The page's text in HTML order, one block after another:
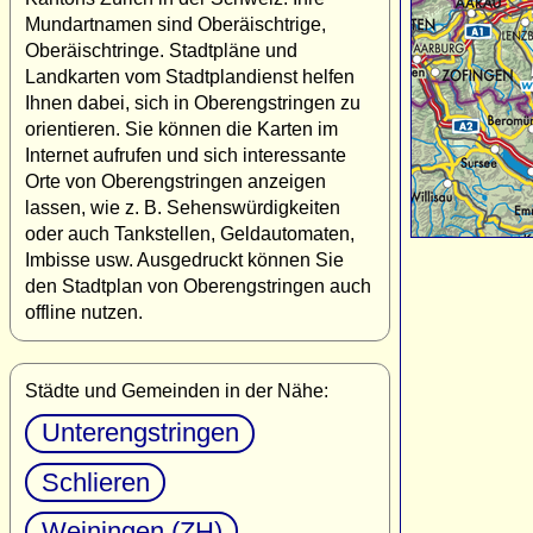
Mundartnamen sind Oberäischtrige,
Oberäischtringe. Stadtpläne und
Landkarten vom Stadtplandienst helfen
Ihnen dabei, sich in Oberengstringen zu
orientieren. Sie können die Karten im
Internet aufrufen und sich interessante
Orte von Oberengstringen anzeigen
lassen, wie z. B. Sehenswürdigkeiten
oder auch Tankstellen, Geldautomaten,
Imbisse usw. Ausgedruckt können Sie
den Stadtplan von Oberengstringen auch
offline nutzen.
Städte und Gemeinden in der Nähe:
Unterengstringen
Schlieren